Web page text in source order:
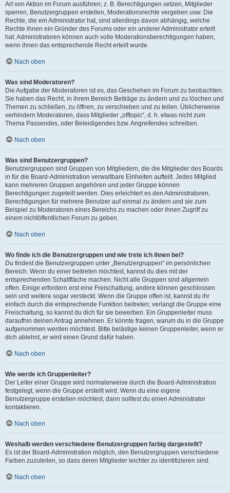
Art von Aktion im Forum ausführen; z. B. Berechtigungen setzen, Mitglieder
sperren, Benutzergruppen erstellen, Moderationsrechte vergeben usw. Die
Rechte, die ein Administrator hat, sind allerdings davon abhängig, welche
Rechte ihnen ein Gründer des Forums oder ein anderer Administrator erteilt
hat. Administratoren können auch volle Moderationsberechtigungen haben,
wenn ihnen das entsprechende Recht erteilt wurde.
Nach oben
Was sind Moderatoren?
Die Aufgabe der Moderatoren ist es, das Geschehen im Forum zu beobachten.
Sie haben das Recht, in ihrem Bereich Beiträge zu ändern und zu löschen und
Themen zu schließen, zu öffnen, zu verschieben und zu teilen. Üblicherweise
verhindern Moderatoren, dass Mitglieder „offtopic“, d. h. etwas nicht zum
Thema Passendes, oder Beleidigendes bzw. Angreifendes schreiben.
Nach oben
Was sind Benutzergruppen?
Benutzergruppen sind Gruppen von Mitgliedern, die die Mitglieder des Boards
in für die Board-Administration verwaltbare Einheiten aufteilt. Jedes Mitglied
kann mehreren Gruppen angehören und jeder Gruppe können
Berechtigungen zugeteilt werden. Dies erleichtert es den Administratoren,
Berechtigungen für mehrere Benutzer auf einmal zu ändern und sie zum
Beispiel zu Moderatoren eines Bereichs zu machen oder ihnen Zugriff zu
einem nichtöffentlichen Forum zu geben.
Nach oben
Wo finde ich die Benutzergruppen und wie trete ich ihnen bei?
Du findest die Benutzergruppen unter „Benutzergruppen“ im persönlichen
Bereich. Wenn du einer beitreten möchtest, kannst du dies mit der
entsprechenden Schaltfläche machen. Nicht alle Gruppen sind allgemein
offen. Einige erfordern erst eine Freischaltung, andere können geschlossen
sein und weitere sogar versteckt. Wenn die Gruppe offen ist, kannst du ihr
einfach durch die entsprechende Funktion beitreten; verlangt die Gruppe eine
Freischaltung, so kannst du dich für sie bewerben. Ein Gruppenleiter muss
daraufhin deinen Antrag annehmen. Er könnte fragen, warum du in die Gruppe
aufgenommen werden möchtest. Bitte belästige keinen Gruppenleiter, wenn er
dich ablehnt, er wird einen Grund dafür haben.
Nach oben
Wie werde ich Gruppenleiter?
Der Leiter einer Gruppe wird normalerweise durch die Board-Administration
festgelegt, wenn die Gruppe erstellt wird. Wenn du eine eigene
Benutzergruppe erstellen möchtest, dann solltest du einen Administrator
kontaktieren.
Nach oben
Weshalb werden verschiedene Benutzergruppen farbig dargestellt?
Es ist der Board-Administration möglich, den Benutzergruppen verschiedene
Farben zuzuteilen, so dass deren Mitglieder leichter zu identifizieren sind.
Nach oben